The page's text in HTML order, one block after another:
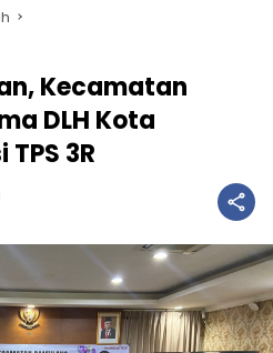
Kecamatan
DLH Kota
3R